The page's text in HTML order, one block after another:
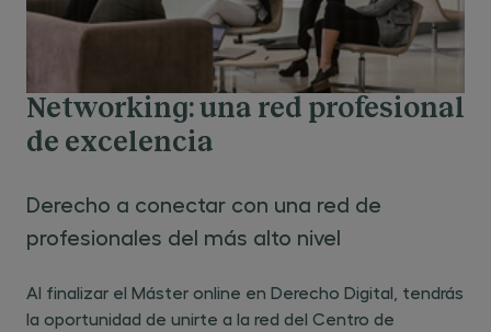
Networking: una red profesional
de excelencia
Derecho a conectar con una red de
profesionales del más alto nivel
Al finalizar el Máster online en Derecho Digital, tendrás
la oportunidad de unirte a la red del Centro de